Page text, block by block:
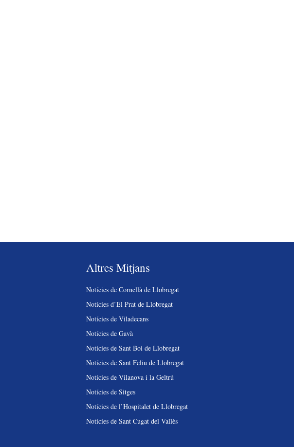
Altres Mitjans
Notícies de Cornellà de Llobregat
Notícies d’El Prat de Llobregat
Notícies de Viladecans
Notícies de Gavà
Notícies de Sant Boi de Llobregat
Notícies de Sant Feliu de Llobregat
Notícies de Vilanova i la Geltrú
Notícies de Sitges
Notícies de l’Hospitalet de Llobregat
Notícies de Sant Cugat del Vallès